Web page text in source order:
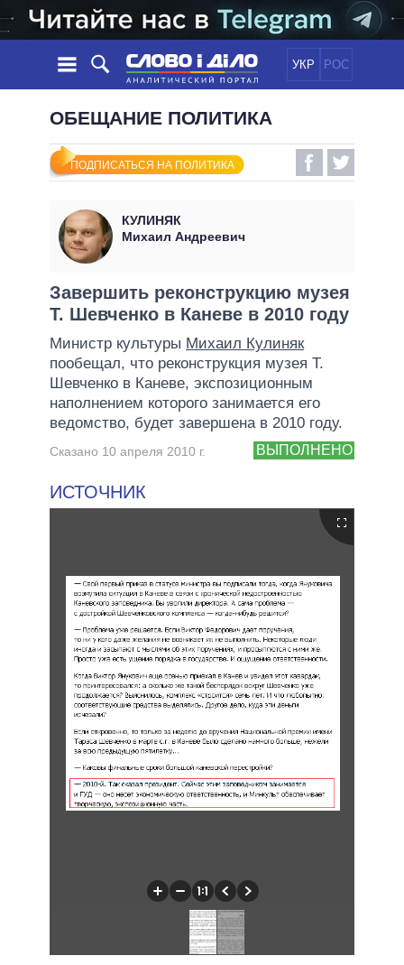
УКР РОС
НОВОСТИ
ЛЕНТА
СОБЫТИЯ
СТАТЬИ
МНЕНИЯ
ОБЗОРЫ
ДАЙДЖЕСТЫ
ПОЛИТИКА
ЭКОНОМИКА
МИР
ОБЕЩАНИЯ
ВСЕ ПОЛИТИКИ
ПРЕЗИДЕНТ И ОФИС
ВЕРХОВНАЯ РАДА
КАБИНЕТ МИНИСТРОВ
ГЛАВЫ ОБЛАДМИНИСТРАЦИЙ
МЭРЫ
ВСЕ ПЕРСОНЫ
ИНФОГРАФИКА
ПОДДЕРЖАТЬ
СРАВНЕНИЕ ПОЛИТИКОВ
ОБЕЩАНИЕ ПОЛИТИКА
ПОДПИСАТЬСЯ НА ПОЛИТИКА
КУЛИНЯК
Михаил Андреевич
Завершить реконструкцию музея
Т. Шевченко в Каневе в 2010 году
Министр культуры Михаил Кулиняк
пообещал, что реконструкция музея Т.
Шевченко в Каневе, экспозиционным
наполнением которого занимается его
ведомство, будет завершена в 2010 году.
ВЫПОЛНЕНО
Сказано 10 апреля 2010 г.
ИСТОЧНИК